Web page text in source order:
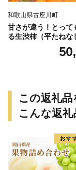
和歌山県古座川町
甘さが違う！とって
る生渋柿（平たねな
ップ付約14.5～
この返礼
こんな返